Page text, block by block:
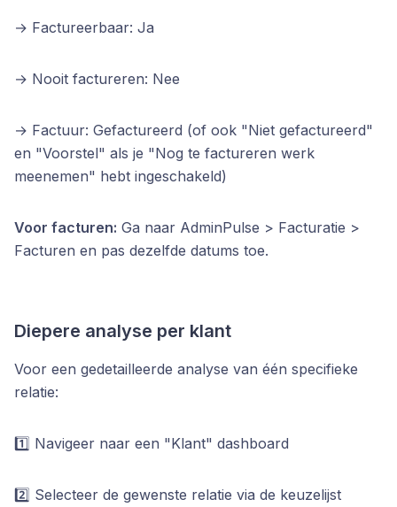
→ Factureerbaar: Ja
→ Nooit factureren: Nee
→ Factuur: Gefactureerd (of ook "Niet gefactureerd"
en "Voorstel" als je "Nog te factureren werk
meenemen" hebt ingeschakeld)
Voor facturen: Ga naar AdminPulse > Facturatie >
Facturen en pas dezelfde datums toe.
Diepere analyse per klant
Voor een gedetailleerde analyse van één specifieke
relatie:
1️⃣ Navigeer naar een "Klant" dashboard
2️⃣ Selecteer de gewenste relatie via de keuzelijst